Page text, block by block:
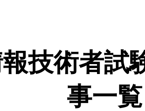
技術者試
事一覧